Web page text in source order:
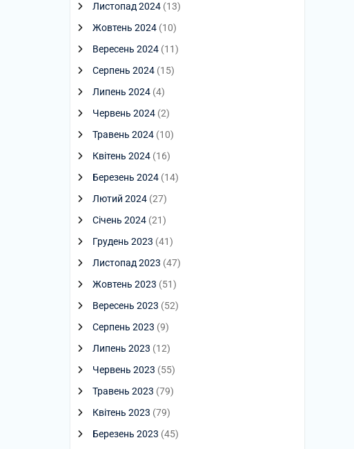
Листопад 2024 (13)
Жовтень 2024 (10)
Вересень 2024 (11)
Серпень 2024 (15)
Липень 2024 (4)
Червень 2024 (2)
Травень 2024 (10)
Квітень 2024 (16)
Березень 2024 (14)
Лютий 2024 (27)
Січень 2024 (21)
Грудень 2023 (41)
Листопад 2023 (47)
Жовтень 2023 (51)
Вересень 2023 (52)
Серпень 2023 (9)
Липень 2023 (12)
Червень 2023 (55)
Травень 2023 (79)
Квітень 2023 (79)
Березень 2023 (45)